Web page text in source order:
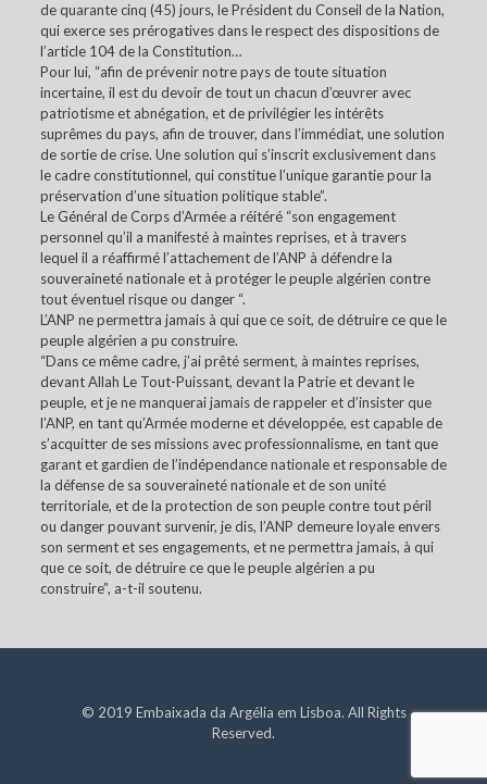
de quarante cinq (45) jours, le Président du Conseil de la Nation,
qui exerce ses prérogatives dans le respect des dispositions de
l’article 104 de la Constitution…
Pour lui, “afin de prévenir notre pays de toute situation
incertaine, il est du devoir de tout un chacun d’œuvrer avec
patriotisme et abnégation, et de privilégier les intérêts
suprêmes du pays, afin de trouver, dans l’immédiat, une solution
de sortie de crise. Une solution qui s’inscrit exclusivement dans
le cadre constitutionnel, qui constitue l’unique garantie pour la
préservation d’une situation politique stable”.
Le Général de Corps d’Armée a réitéré “son engagement
personnel qu’il a manifesté à maintes reprises, et à travers
lequel il a réaffirmé l’attachement de l’ANP à défendre la
souveraineté nationale et à protéger le peuple algérien contre
tout éventuel risque ou danger “.
L’ANP ne permettra jamais à qui que ce soit, de détruire ce que le
peuple algérien a pu construire.
“Dans ce même cadre, j’ai prêté serment, à maintes reprises,
devant Allah Le Tout-Puissant, devant la Patrie et devant le
peuple, et je ne manquerai jamais de rappeler et d’insister que
l’ANP, en tant qu’Armée moderne et développée, est capable de
s’acquitter de ses missions avec professionnalisme, en tant que
garant et gardien de l’indépendance nationale et responsable de
la défense de sa souveraineté nationale et de son unité
territoriale, et de la protection de son peuple contre tout péril
ou danger pouvant survenir, je dis, l’ANP demeure loyale envers
son serment et ses engagements, et ne permettra jamais, à qui
que ce soit, de détruire ce que le peuple algérien a pu
construire”, a-t-il soutenu.
© 2019 Embaixada da Argélia em Lisboa. All Rights
Reserved.